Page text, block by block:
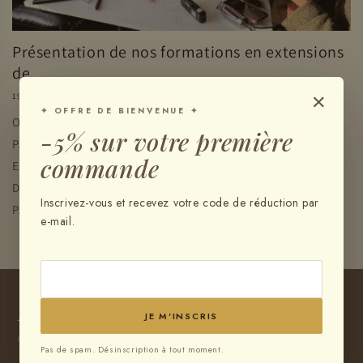
Présentation de nos formations en extensions
de...
19 FÉVRIER 2026
Organisation et inscriptions * FORMATIONS POUR LES
PARTICULIERS, GROUPES, ÉCOLES, SALONS DE COIFFURE,
ENTREPRISES DE CHEVEUX ET PERRUQUIERS POSTICHEURS
DU MONDE ENTIER ! * DÉPLACEMENTS ET PARTENARIATS
PARTOUT DANS LE...
Brasilhair
CHEVEUX BRÉSILIENS PREMIUM
×
✦ OFFRE DE BIENVENUE ✦
-5% sur votre première
commande
Inscrivez-vous et recevez votre code de réduction par
e-mail.
JE M'INSCRIS
Pas de spam. Désinscription à tout moment.